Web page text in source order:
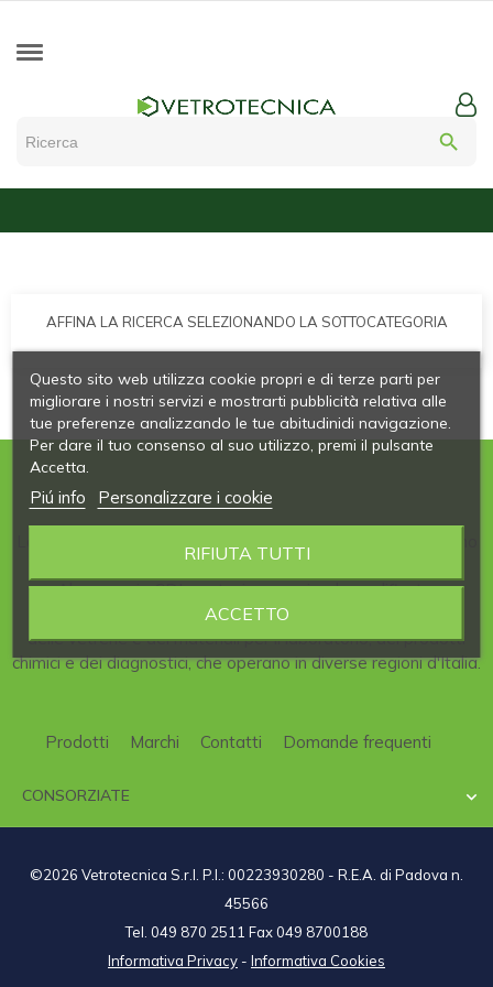
search
AFFINA LA RICERCA SELEZIONANDO LA SOTTOCATEGORIA
Distribuzione di articoli per Laboratori
Al consorzio CDL partecipano aziende qualificate,
specializzate nel campo della strumentazione scientifica,
delle vetrerie e dei materiali per il laboratorio, dei prodotti
chimici e dei diagnostici, che operano in diverse regioni d'Italia.
Prodotti Marchi Contatti Domande frequenti
CONSORZIATE 
Questo sito web utilizza cookie propri e di terze parti per
migliorare i nostri servizi e mostrarti pubblicità relativa alle
tue preferenze analizzando le tue abitudinidi navigazione.
Per dare il tuo consenso al suo utilizzo, premi il pulsante
Accetta.
Piú info Personalizzare i cookie
RIFIUTA TUTTI
ACCETTO
©2026 Vetrotecnica S.r.l. P.I.: 00223930280 - R.E.A. di Padova n.
45566
Tel. 049 870 2511 Fax 049 8700188
Informativa Privacy - Informativa Cookies